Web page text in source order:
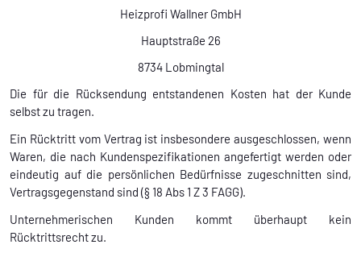
Heizprofi Wallner GmbH
Hauptstraße 26
8734 Lobmingtal
Die für die Rücksendung entstandenen Kosten hat der Kunde
selbst zu tragen.
Ein Rücktritt vom Vertrag ist insbesondere ausgeschlossen, wenn
Waren, die nach Kundenspezifikationen angefertigt werden oder
eindeutig auf die persönlichen Bedürfnisse zugeschnitten sind,
Vertragsgegenstand sind (§ 18 Abs 1 Z 3 FAGG).
Unternehmerischen Kunden kommt überhaupt kein
Rücktrittsrecht zu.